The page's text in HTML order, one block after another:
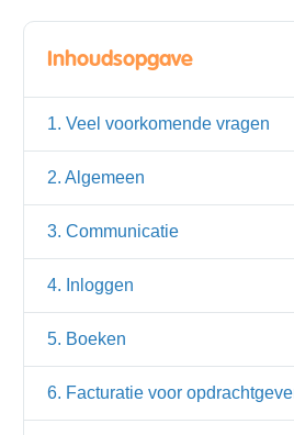
Inhoudsopgave
1. Veel voorkomende vragen
2. Algemeen
3. Communicatie
4. Inloggen
5. Boeken
6. Facturatie voor